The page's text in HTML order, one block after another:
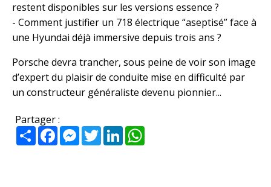
restent disponibles sur les versions essence ?
- Comment justifier un 718 électrique “aseptisé” face à
une Hyundai déjà immersive depuis trois ans ?
Porsche devra trancher, sous peine de voir son image
d’expert du plaisir de conduite mise en difficulté par
un constructeur généraliste devenu pionnier...
Partager :
PartagerFacebookMessenger
TwitterLinkedIn